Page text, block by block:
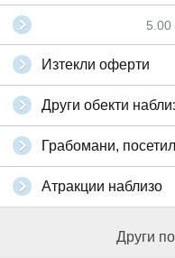
5.00
Изтекли оферти
Други обекти
Грабомани,
Атракции наблизо
Други